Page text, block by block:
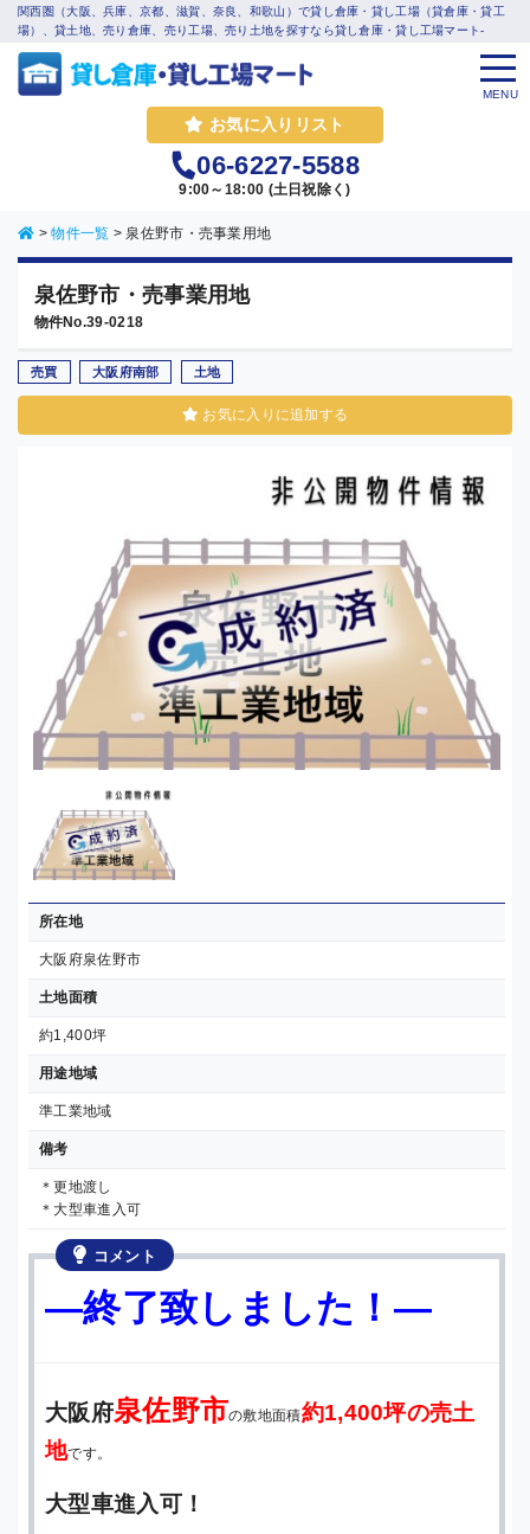
関西圏（大阪、兵庫、京都、滋賀、奈良、和歌山）で貸し倉庫・貸し工場（貸倉庫・貸工
場）、貸土地、売り倉庫、売り工場、売り土地を探すなら貸し倉庫・貸し工場マート-
お気に入りリスト
06-6227-5588
9:00～18:00 (土日祝除く)
MENU
>物件一覧 > 泉佐野市・売事業用地
泉佐野市・売事業用地
物件No.39-0218
売買 大阪府南部 土地
お気に入りに追加する
所在地
大阪府泉佐野市
土地面積
約1,400坪
用途地域
準工業地域
備考
＊更地渡し
＊大型車進入可
コメント
—終了致しました！—
大阪府泉佐野市の敷地面積約1,400坪の売土
地です。
大型車進入可！